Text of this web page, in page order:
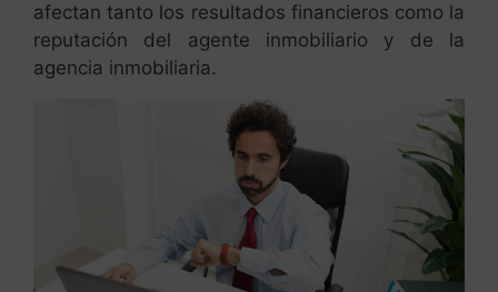
afectan tanto los resultados financieros como la
reputación del agente inmobiliario y de la
agencia inmobiliaria.